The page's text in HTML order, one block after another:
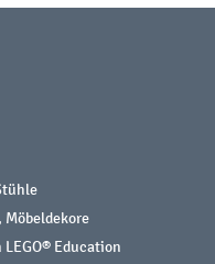
Education